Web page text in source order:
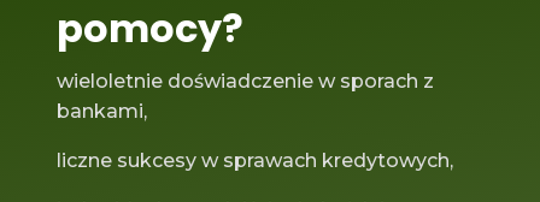
pomocy?
wieloletnie doświadczenie w sporach z
bankami,
liczne sukcesy w sprawach kredytowych,